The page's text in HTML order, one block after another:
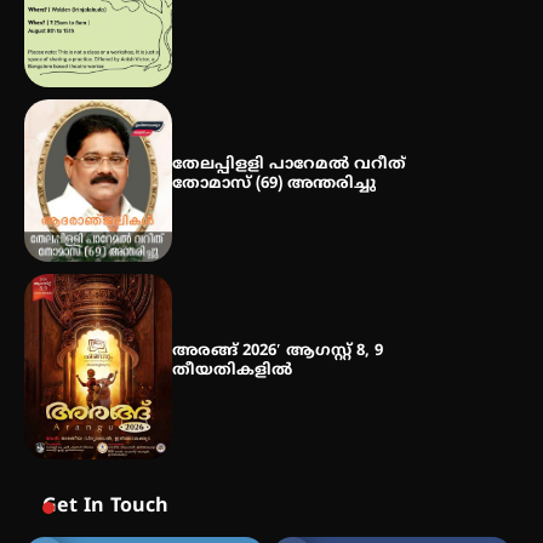
തേലപ്പിളളി പാറേമൽ വറീത്
തോമാസ് (69) അന്തരിച്ചു
അരങ്ങ് 2026′ ആഗസ്റ്റ് 8, 9
തീയതികളിൽ
Get In Touch